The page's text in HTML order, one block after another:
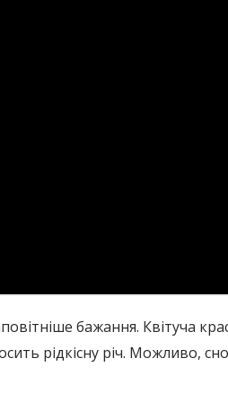
бажання. Квітуча
рідкісну річ. Можливо,